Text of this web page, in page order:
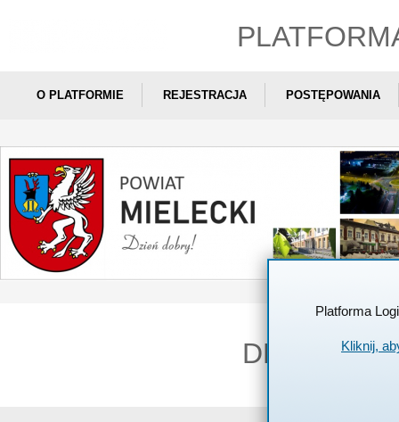
O PLATFORMIE REJESTRACJA POSTĘPOWANIA
Platforma
Kliknij,